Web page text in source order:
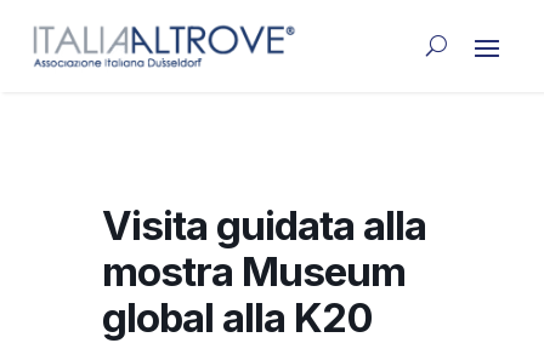
Visita guidata alla
mostra Museum
global alla K20